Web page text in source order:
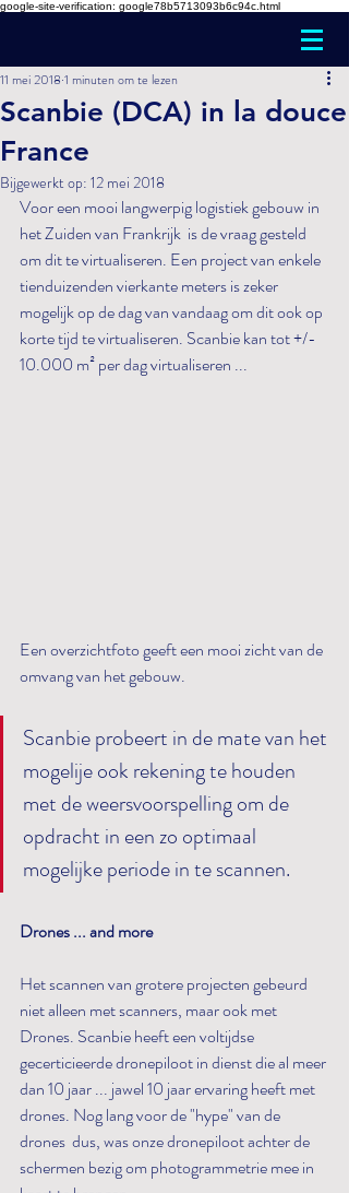
google-site-verification: google78b5713093b6c94c.html
Scanbie (DCA) in la douce
France
11 mei 2018 1 minuten om te lezen
Bijgewerkt op: 12 mei 2018
Voor een mooi langwerpig logistiek gebouw in
het Zuiden van Frankrijk  is de vraag gesteld
om dit te virtualiseren. Een project van enkele
tienduizenden vierkante meters is zeker
mogelijk op de dag van vandaag om dit ook op
korte tijd te virtualiseren. Scanbie kan tot +/-
10.000 m² per dag virtualiseren ...
Een overzichtfoto geeft een mooi zicht van de
omvang van het gebouw.
Scanbie probeert in de mate van het
mogelije ook rekening te houden
met de weersvoorspelling om de
opdracht in een zo optimaal
mogelijke periode in te scannen.
Drones ... and more
Het scannen van grotere projecten gebeurd
niet alleen met scanners, maar ook met
Drones. Scanbie heeft een voltijdse
gecerticieerde dronepiloot in dienst die al meer
dan 10 jaar ... jawel 10 jaar ervaring heeft met
drones. Nog lang voor de "hype" van de
drones  dus, was onze dronepiloot achter de
schermen bezig om photogrammetrie mee in